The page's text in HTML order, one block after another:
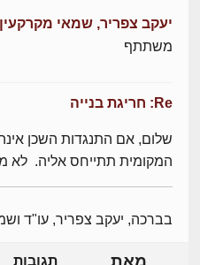
יעקב צפריר, שמאי מקרקעין
משתתף
Re: חריגת בנייה
שלום, אם התנגדות השכן אינה
המקומית תתייחס אליה. לא
בברכה, יעקב צפריר, עו"ד
מאת תגובות